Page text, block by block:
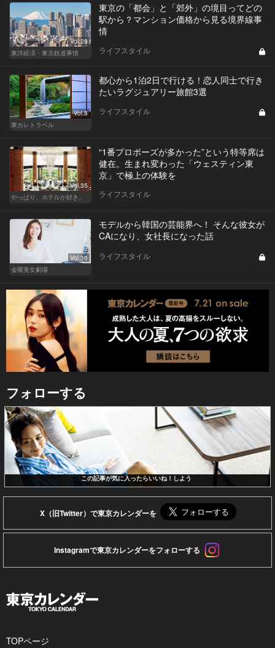
Vol.28
東洋経済・東京鉄道事情
東京の「都会」と「郊外」の境目ってどの
駅から？マンション価格から見る境界線事
情
ライフスタイル
Vol.8
東カレトラベル
都心から1泊2日で行ける！恋人同士で行き
たいラグジュアリー旅館3選
ライフスタイル
Vol.35
やっぱり、ホテルが好き。
“1番プロポーズが多かった”という特等席は
健在。生まれ変わった「ウェスティン東
京」で極上の体験を
ライフスタイル
Vol.36
金曜美女劇場
モデルから韓国の芸能界へ！ そんな彼女が
CAになり、女社長になった話
ライフスタイル
フォローする
この記事が気に入ったらいいね！しよう
X（旧Twitter）で東京カレンダーを
Instagramで東京カレンダーをフォローする
TOPページ